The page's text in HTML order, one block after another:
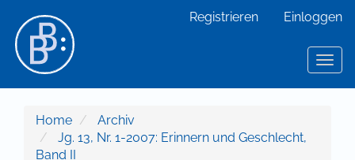
Hauptinhalt
Sidebar
Registrieren Einloggen
Home
Archiv
Jg. 13, Nr. 1-2007: Erinnern und Geschlecht,
Band II